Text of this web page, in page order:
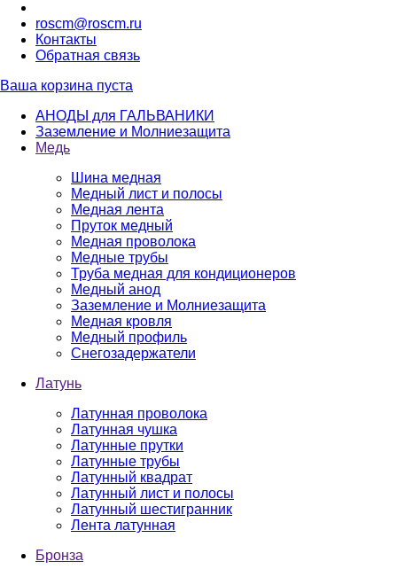
roscm@roscm.ru
Контакты
Обратная связь
Ваша корзина пуста
АНОДЫ для ГАЛЬВАНИКИ
Заземление и Молниезащита
Медь
Шина медная
Медный лист и полосы
Медная лента
Пруток медный
Медная проволока
Медные трубы
Труба медная для кондиционеров
Медный анод
Заземление и Молниезащита
Медная кровля
Медный профиль
Снегозадержатели
Латунь
Латунная проволока
Латунная чушка
Латунные прутки
Латунные трубы
Латунный квадрат
Латунный лист и полосы
Латунный шестигранник
Лента латунная
Бронза